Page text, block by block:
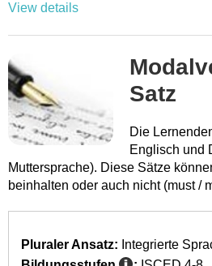
View details
Satz
Die
Englisch und
Muttersprache). Diese Sätze
beinhalten oder auch nicht (must /
Pluraler Ansatz: Integrierte